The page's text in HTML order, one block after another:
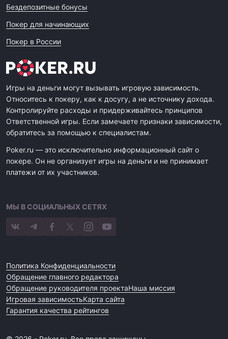
Бездепозитные бонусы
Покер для начинающих
Покер в России
Игры на деньги могут вызывать игровую зависимость.
Относитесь к покеру, как к досугу, а не источнику дохода.
Контролируйте расходы и придерживайтесь принципов
Ответственной игры. Если замечаете признаки зависимости,
обратитесь за помощью к специалистам.
Poker.ru — это исключительно информационный сайт о
покере. Он не организует игры на деньги и не принимает
платежи от их участников.
МЫ В СОЦИАЛЬНЫХ СЕТЯХ
Политика Конфиденциальности
Обращение главного редактора
Обращение руководителя проектаНаша миссия
Игровая зависимостьКарта сайта
Гарантия качества рейтингов